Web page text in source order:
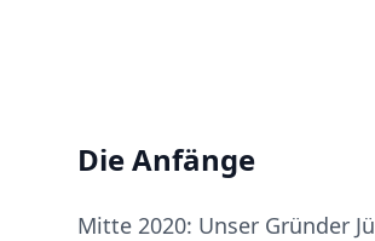
Die Anfänge
Mitte 2020: Unser Gründer